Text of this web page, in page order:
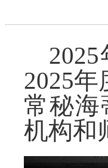
2025
常秘海
机构和